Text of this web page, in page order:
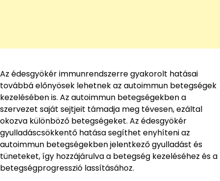
Az édesgyökér immunrendszerre gyakorolt hatásai
továbbá előnyösek lehetnek az autoimmun betegségek
kezelésében is. Az autoimmun betegségekben a
szervezet saját sejtjeit támadja meg tévesen, ezáltal
okozva különböző betegségeket. Az édesgyökér
gyulladáscsökkentő hatása segíthet enyhíteni az
autoimmun betegségekben jelentkező gyulladást és
tüneteket, így hozzájárulva a betegség kezeléséhez és a
betegségprogresszió lassításához.